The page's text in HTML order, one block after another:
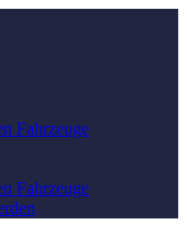
Fahrzeuge
Fahrzeuge